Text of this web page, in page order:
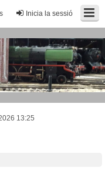
Inicia la sessió
13:25